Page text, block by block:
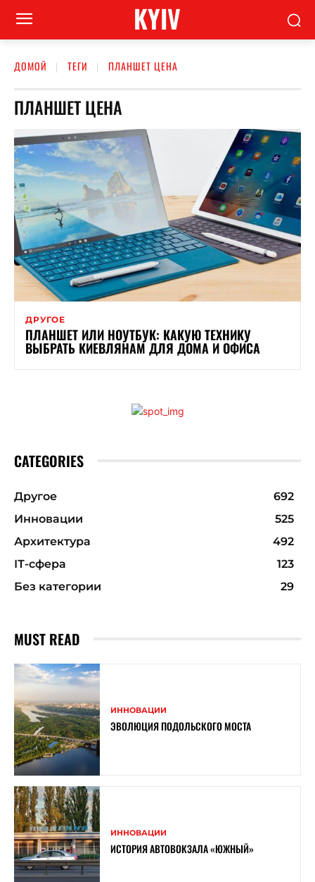
KYIV
ДОМОЙ ТЕГИ ПЛАНШЕТ ЦЕНА
ПЛАНШЕТ ЦЕНА
ДРУГОЕ
ПЛАНШЕТ ИЛИ НОУТБУК: КАКУЮ ТЕХНИКУ
ВЫБРАТЬ КИЕВЛЯНАМ ДЛЯ ДОМА И ОФИСА
CATEGORIES
Другое
692
Инновации
525
Архитектура
492
ІТ-сфера
123
Без категории
29
MUST READ
ИННОВАЦИИ
ЭВОЛЮЦИЯ ПОДОЛЬСКОГО МОСТА
ИННОВАЦИИ
ИСТОРИЯ АВТОВОКЗАЛА «ЮЖНЫЙ»